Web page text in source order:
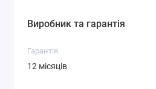
Виробник та гарантія
Гарантія
12 місяців